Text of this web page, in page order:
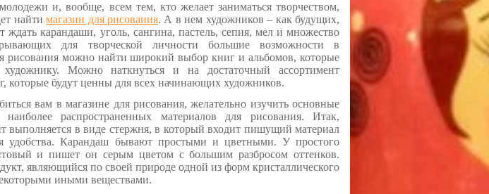
и, вообще, всем тем, кто желает заниматься творчеством,
найтимагазин для рисования. А в нем художников – как будущих,
ждать карандаши, уголь, сангина, пастель, сепия, мел и множество
для творческой личности большие возможности в
рисования можно найти широкий выбор книг и альбомов, которые
Можно наткнуться и на достаточный ассортимент
которые будут ценны для всех начинающих художников.
вам в магазине для рисования, желательно изучить основные
распространенных материалов для рисования. Итак,
выполняется в виде стержня, в который входит пишущий материал
удобства. Карандаш бывают простыми и цветными. У простого
и пишет он серым цветом с большим разбросом оттенков.
являющийся по своей природе одной из форм кристаллического
иными веществами.